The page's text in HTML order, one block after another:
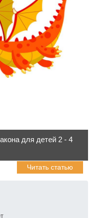
для детей 2 - 4
Читать статью